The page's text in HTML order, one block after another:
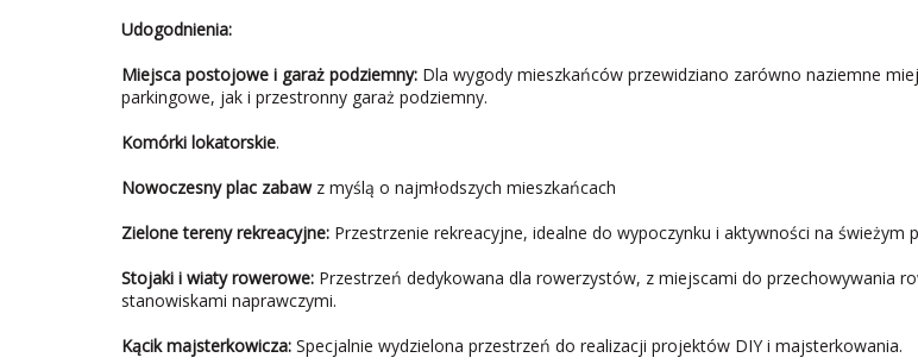
Udogodnienia:
Miejsca postojowe i garaż podziemny: Dla wygody mieszkańców przewidziano zarówno naziemne
parkingowe, jak i przestronny garaż podziemny.
Komórki lokatorskie.
Nowoczesny plac zabaw z myślą o najmłodszych mieszkańcach
Zielone tereny rekreacyjne: Przestrzenie rekreacyjne, idealne do wypoczynku i aktywności na świeżym
Stojaki i wiaty rowerowe: Przestrzeń dedykowana dla rowerzystów, z miejscami do przechowywania
stanowiskami naprawczymi.
Kącik majsterkowicza: Specjalnie wydzielona przestrzeń do realizacji projektów DIY i majsterkowania.